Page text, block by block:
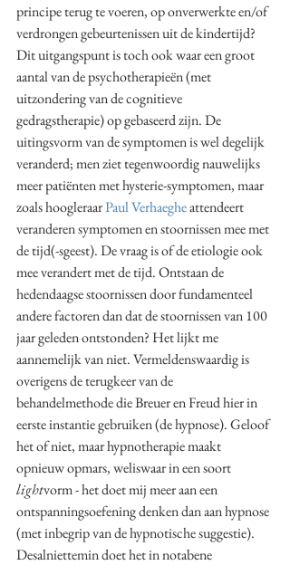
principe terug te voeren, op onverwerkte en/of
verdrongen gebeurtenissen uit de kindertijd?
Dit uitgangspunt is toch ook waar een groot
aantal van de psychotherapieën (met
uitzondering van de cognitieve
gedragstherapie) op gebaseerd zijn. De
uitingsvorm van de symptomen is wel degelijk
veranderd; men ziet tegenwoordig nauwelijks
meer patiënten met hysterie-symptomen, maar
zoals hoogleraar Paul Verhaeghe attendeert
veranderen symptomen en stoornissen mee met
de tijd(-sgeest). De vraag is of de etiologie ook
mee verandert met de tijd. Ontstaan de
hedendaagse stoornissen door fundamenteel
andere factoren dan dat de stoornissen van 100
jaar geleden ontstonden? Het lijkt me
aannemelijk van niet. Vermeldenswaardig is
overigens de terugkeer van de
behandelmethode die Breuer en Freud hier in
eerste instantie gebruiken (de hypnose). Geloof
het of niet, maar hypnotherapie maakt
opnieuw opmars, weliswaar in een soort
lightvorm - het doet mij meer aan een
ontspanningsoefening denken dan aan hypnose
(met inbegrip van de hypnotische suggestie).
Desalniettemin doet het in notabene